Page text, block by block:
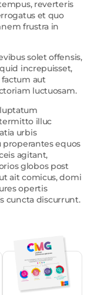
reverteris
et quo
frustra in
solet offensis,
increpuisset,
aut
luctuosam.
illuc
urbis
properantes equos
agitant,
globos post
ait comicus, domi
opertis
cuncta discurrunt.